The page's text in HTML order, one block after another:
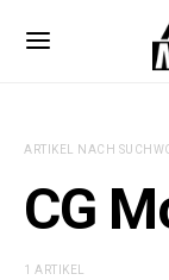
ARTIKEL NACH
CG
1 ARTIKEL